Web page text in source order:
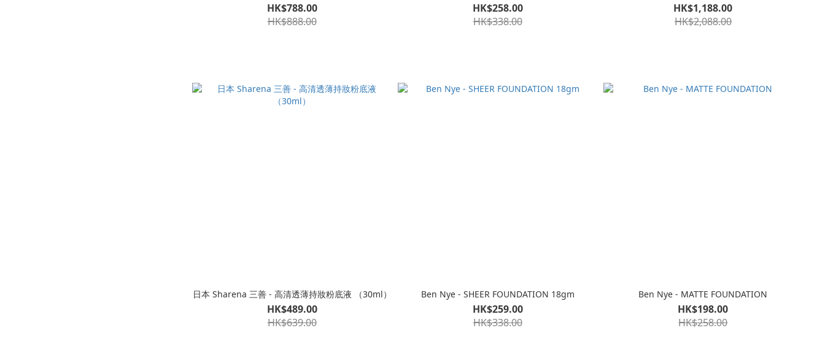
HK$788.00
HK$888.00
HK$258.00
HK$338.00
HK$1,188.00
HK$2,088.00
日本 Sharena 三善 - 高清透薄持妝粉底液 （30ml）
HK$489.00
HK$639.00
Ben Nye - SHEER FOUNDATION 18gm
HK$259.00
HK$338.00
Ben Nye - MATTE FOUNDATION
HK$198.00
HK$258.00